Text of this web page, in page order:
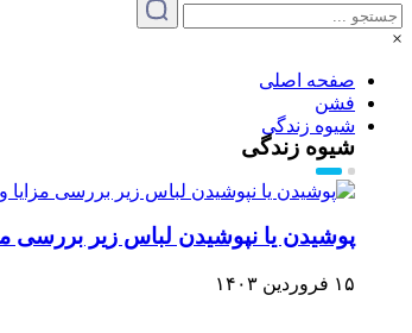
×
صفحه اصلی
فشن
شیوه زندگی
شیوه زندگی
پوشیدن یا نپوشیدن لباس زیر بررسی
۱۵ فروردین ۱۴۰۳